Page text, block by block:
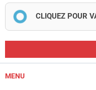
CLIQUEZ POUR
MENU